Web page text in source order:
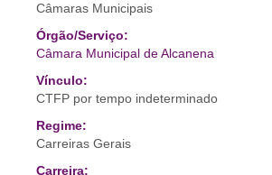
Câmaras Municipais
Órgão/Serviço:
Câmara Municipal de Alcanena
Vínculo:
CTFP por tempo indeterminado
Regime:
Carreiras Gerais
Carreira: